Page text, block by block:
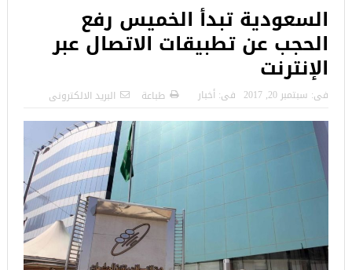
السعودية تبدأ الخميس رفع
الحجب عن تطبيقات الاتصال عبر
الإنترنت
فى: سبتمبر 20, 2017 فى: أخبار طباعة البريد الالكترونى